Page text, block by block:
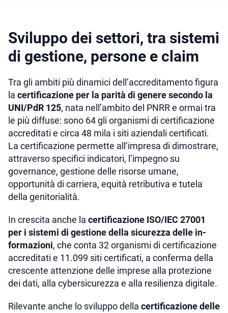
Sviluppo dei settori, tra sistemi
di gestione, persone e claim
Tra gli ambiti più dinamici dell’accreditamento figura
la certificazione per la parità di genere secondo la
UNI/PdR 125, nata nell’ambito del PNRR e ormai tra
le più diffuse: sono 64 gli organismi di certificazione
accreditati e circa 48 mila i siti aziendali certificati.
La certificazione permette all’impresa di dimostrare,
attraverso specifici indicatori, l’impegno su
governance, gestione delle risorse umane,
opportunità di carriera, equità retributiva e tutela
della genitorialità.
In crescita anche la certificazione ISO/IEC 27001
per i sistemi di gestione della sicurezza delle in-
formazioni, che conta 32 organismi di certificazione
accreditati e 11.099 siti certificati, a conferma della
crescente attenzione delle imprese alla protezione
dei dati, alla cybersicurezza e alla resilienza digitale.
Rilevante anche lo sviluppo della certificazione delle